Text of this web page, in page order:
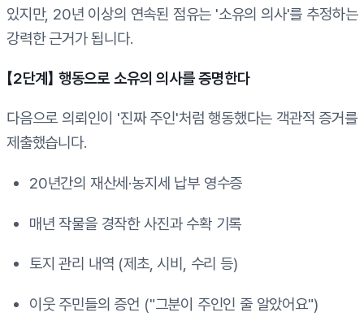
있지만, 20년 이상의 연속된 점유는 '소유의 의사'를 추정하는
강력한 근거가 됩니다.
【2단계】 행동으로 소유의 의사를 증명한다
다음으로 의뢰인이 '진짜 주인'처럼 행동했다는 객관적 증거를
제출했습니다.
20년간의 재산세·농지세 납부 영수증
매년 작물을 경작한 사진과 수확 기록
토지 관리 내역 (제초, 시비, 수리 등)
이웃 주민들의 증언 ("그분이 주인인 줄 알았어요")